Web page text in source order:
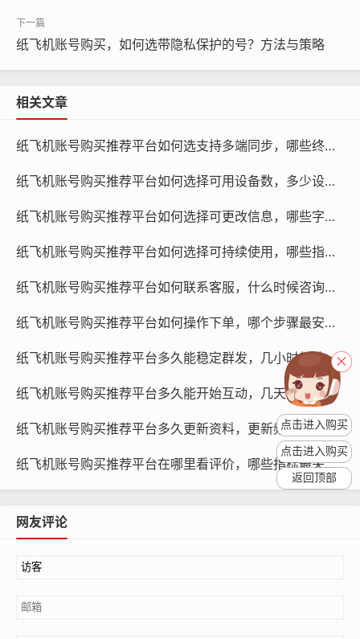
16888.com
等，确保交易过程的安全。
多久需要更新设备？
为了确保账号安全,定期更新设备是必不可少的，建议每隔
一段时间更新设备，具体时间可根据设备厂商的建议进
更新操作系统：及时更新操作系统，修复可能存在的安全
漏洞。
纸飞机账号购买，如何选带隐私保护的号？方法与策略
相关文章
纸飞机账号购买推荐平台如何选支持多端同步，哪些终端可用与使用引导教程
纸飞机账号购买推荐平台如何选择可用设备数，多少设备更合适与为何限制存在指南
纸飞机账号购买推荐平台如何选择可更改信息，哪些字段允许与怎么操作引导
纸飞机账号购买推荐平台如何选择可持续使用，哪些指标决定寿命与评测指南
纸飞机账号购买推荐平台如何联系客服，什么时候咨询最有效与怎么提问方法
纸飞机账号购买推荐平台如何操作下单，哪个步骤最安全使用引导与方法清单
纸飞机账号购买推荐平台多久能稳定群发，几小时起效与使用提示方法
纸飞机账号购买推荐平台多久能开始互动，几天建立信任与使用提示教程
纸飞机账号购买推荐平台多久更新资料，更新频率多少与为何影响互动学习
纸飞机账号购买推荐平台在哪里看评价，哪些指标最关键与对比推荐策略指南
网友评论
点击进入购买
点击进入购买
返回顶部